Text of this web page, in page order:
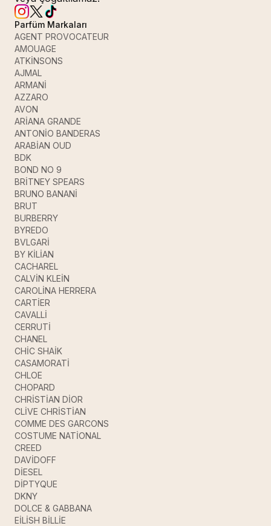
Parfüm Markaları
AGENT PROVOCATEUR
AMOUAGE
ATKİNSONS
AJMAL
ARMANİ
AZZARO
AVON
ARİANA GRANDE
ANTONİO BANDERAS
ARABİAN OUD
BDK
BOND NO 9
BRİTNEY SPEARS
BRUNO BANANİ
BRUT
BURBERRY
BYREDO
BVLGARİ
BY KİLİAN
CACHAREL
CALVİN KLEİN
CAROLİNA HERRERA
CARTİER
CAVALLİ
CERRUTİ
CHANEL
CHİC SHAİK
CASAMORATİ
CHLOE
CHOPARD
CHRİSTİAN DİOR
CLİVE CHRİSTİAN
COMME DES GARCONS
COSTUME NATİONAL
CREED
DAVİDOFF
DİESEL
DİPTYQUE
DKNY
DOLCE & GABBANA
EİLİSH BİLLİE